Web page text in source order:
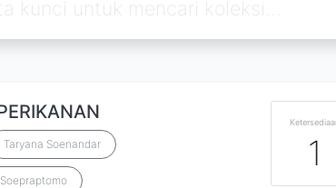
Taryana Soenandar 1